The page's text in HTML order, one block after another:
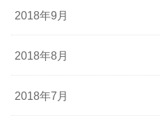
2018年9月
2018年8月
2018年7月